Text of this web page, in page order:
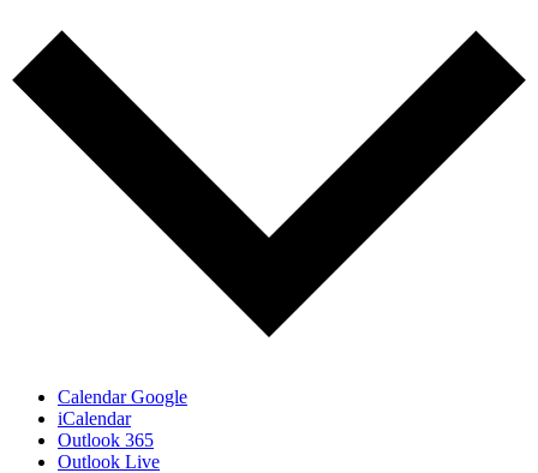
Calendar Google
iCalendar
Outlook 365
Outlook Live